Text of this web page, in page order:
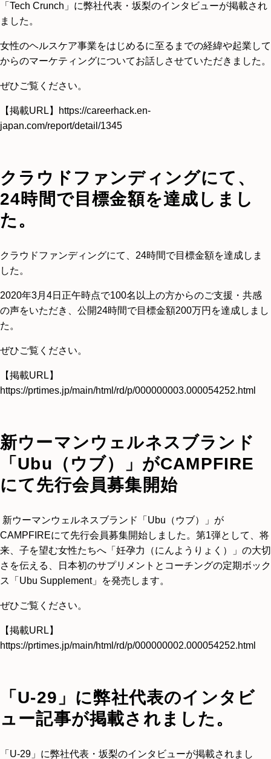
「Tech Crunch」に弊社代表・坂梨のインタビューが掲載され
ました。
女性のヘルスケア事業をはじめるに至るまでの経緯や起業して
からのマーケティングについてお話しさせていただきました。
ぜひご覧ください。
【掲載URL】
https://careerhack.en-
japan.com/report/detail/1345
クラウドファンディングにて、
24時間で目標金額を達成しまし
た。
クラウドファンディングにて、24時間で目標金額を達成しま
した。
2020年3月4日正午時点で100名以上の方からのご支援・共感
の声をいただき、公開24時間で目標金額200万円を達成しまし
た。
ぜひご覧ください。
【掲載URL】
https://prtimes.jp/main/html/rd/p/000000003.000054252.html
新ウーマンウェルネスブランド
「Ubu（ウブ）」がCAMPFIRE
にて先行会員募集開始
新ウーマンウェルネスブランド「Ubu（ウブ）」が
CAMPFIREにて先行会員募集開始しました。第1弾として、将
来、子を望む女性たちへ「妊孕力（にんようりょく）」の大切
さを伝える、日本初のサプリメントとコーチングの定期ボック
ス「Ubu Supplement」を発売します。
ぜひご覧ください。
【掲載URL】
https://prtimes.jp/main/html/rd/p/000000002.000054252.html
「U-29」に弊社代表のインタビ
ュー記事が掲載されました。
「U-29」に弊社代表・坂梨のインタビューが掲載されまし